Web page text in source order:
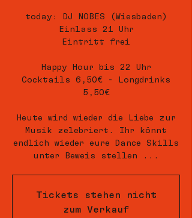
today: DJ NOBES (Wiesbaden)
Einlass 21 Uhr
Eintritt frei
Happy Hour bis 22 Uhr
Cocktails 6,50€ - Longdrinks
5,50€
Heute wird wieder die Liebe zur
Musik zelebriert. Ihr könnt
endlich wieder eure Dance Skills
unter Beweis stellen ...
Tickets stehen nicht
zum Verkauf